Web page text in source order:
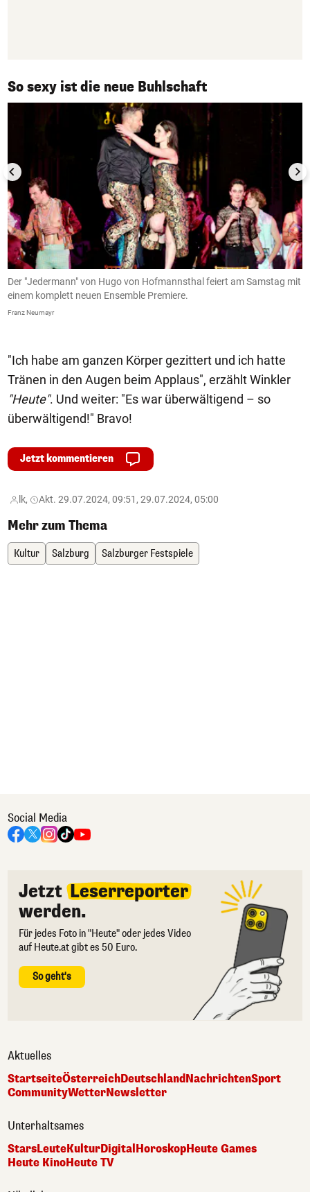
So sexy ist die neue Buhlschaft
1/10
Der "Jedermann" von Hugo von Hofmannsthal feiert am Samstag mit
einem komplett neuen Ensemble Premiere.
Franz Neumayr
"Ich habe am ganzen Körper gezittert und ich hatte
Tränen in den Augen beim Applaus", erzählt Winkler
"Heute". Und weiter: "Es war überwältigend – so
überwältigend!" Bravo!
Jetzt kommentieren
lk, Akt. 29.07.2024, 09:51, 29.07.2024, 05:00
Mehr zum Thema
Kultur Salzburg Salzburger Festspiele
Social Media
Jetzt Leserreporter
werden.
Für jedes Foto in "Heute" oder jedes Video
auf Heute.at gibt es 50 Euro.
So geht's
Aktuelles
StartseiteÖsterreichDeutschlandNachrichtenSport
CommunityWetterNewsletter
Unterhaltsames
StarsLeuteKulturDigitalHoroskopHeute Games
Heute KinoHeute TV